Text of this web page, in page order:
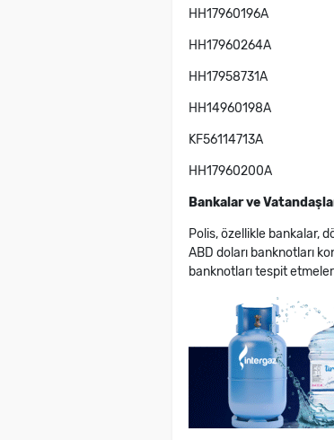
HH17960196A
HH17960264A
HH17958731A
HH14960198A
KF56114713A
HH17960200A
Bankalar ve
Polis, özellikle bankalar,
ABD doları banknotları
banknotları tespit